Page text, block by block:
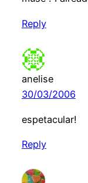
Reply
anelise
30/03/2006
espetacular!
Reply